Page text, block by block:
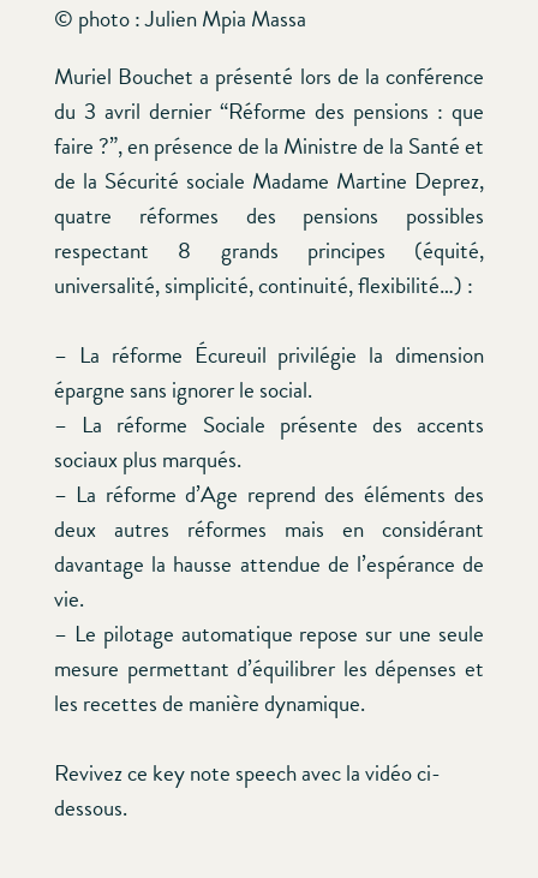
© photo : Julien Mpia Massa
Muriel Bouchet a présenté lors de la conférence
du 3 avril dernier “Réforme des pensions : que
faire ?”, en présence de la Ministre de la Santé et
de la Sécurité sociale Madame Martine Deprez,
quatre réformes des pensions possibles
respectant 8 grands principes (équité,
universalité, simplicité, continuité, flexibilité…) :
– La réforme Écureuil privilégie la dimension
épargne sans ignorer le social.
– La réforme Sociale présente des accents
sociaux plus marqués.
– La réforme d’Age reprend des éléments des
deux autres réformes mais en considérant
davantage la hausse attendue de l’espérance de
vie.
– Le pilotage automatique repose sur une seule
mesure permettant d’équilibrer les dépenses et
les recettes de manière dynamique.
Revivez ce key note speech avec la vidéo ci-
dessous.